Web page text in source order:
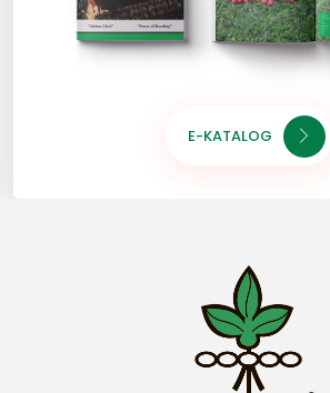
E-KATALOG